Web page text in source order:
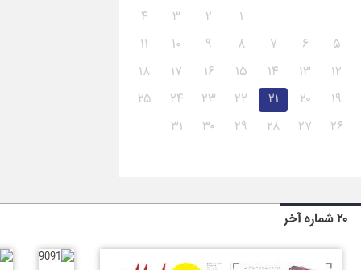
۱ ۲ ۳
۴
۵
۶ ۷ ۸ ۹ ۱۰
۱۱
۱۲
۱۳ ۱۴ ۱۵ ۱۶ ۱۷
۱۸
۱۹
۲۰ ۲۱ ۲۲ ۲۳ ۲۴
۲۵
۲۶
۲۷ ۲۸ ۲۹ ۳۰ ۳۱
۲۰ شماره آخر